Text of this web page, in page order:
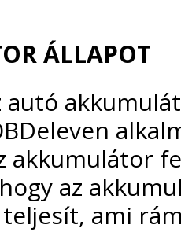
ÁLLAPOT
autó
akkumulátor
az
ami